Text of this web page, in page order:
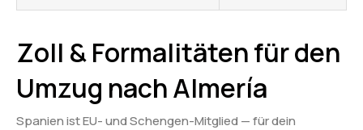
Zoll & Formalitäten für den
Umzug nach Almería
Spanien ist EU- und Schengen-Mitglied — für dein